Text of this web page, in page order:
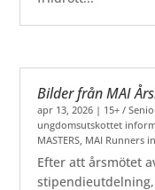
Bilder från MAI
apr 13, 2026 | 15+ /
ungdomsutskottet
MASTERS MAI Runners
Efter att årsmötet